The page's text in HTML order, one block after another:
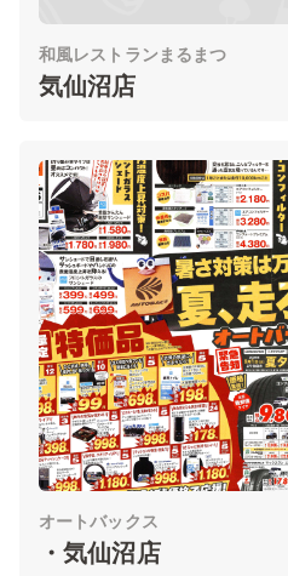
和風レストランまるまつ
気仙沼店
オートバックス
・気仙沼店